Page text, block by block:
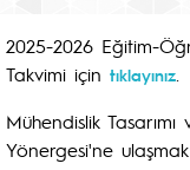
2025-2026 Eğitim-
Takvimi için tıklayınız
Mühendislik
Yönergesi'ne